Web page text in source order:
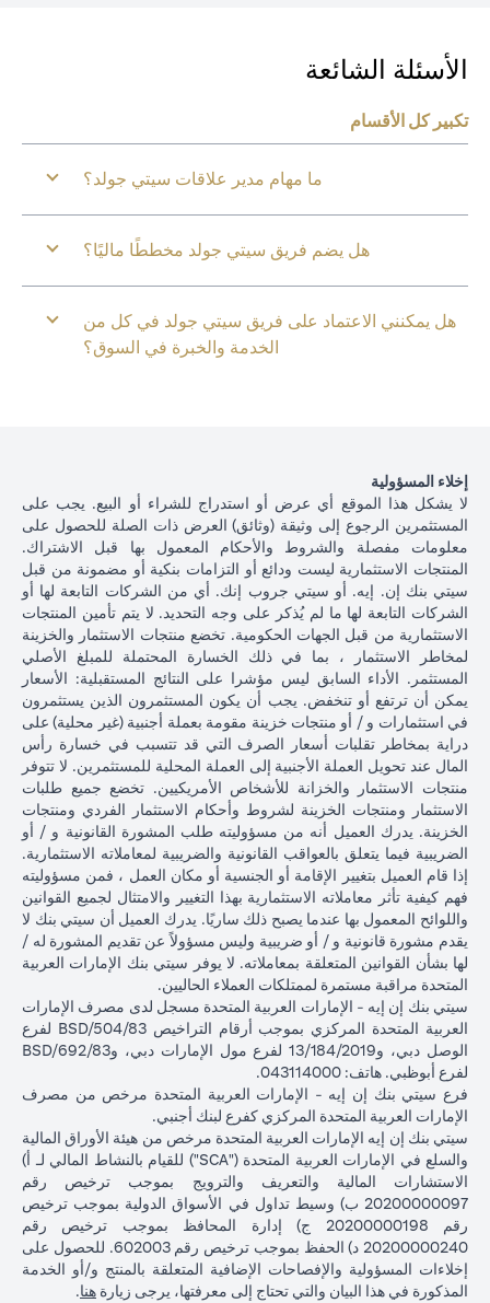
الأسئلة الشائعة
تكبير كل الأقسام
ما مهام مدير علاقات سيتي جولد؟
هل يضم فريق سيتي جولد مخططًا ماليًا؟
هل يمكنني الاعتماد على فريق سيتي جولد في كل من
الخدمة والخبرة في السوق؟
إخلاء المسؤولية
لا يشكل هذا الموقع أي عرض أو استدراج للشراء أو البيع. يجب على
المستثمرين الرجوع إلى وثيقة (وثائق) العرض ذات الصلة للحصول على
معلومات مفصلة والشروط والأحكام المعمول بها قبل الاشتراك.
المنتجات الاستثمارية ليست ودائع أو التزامات بنكية أو مضمونة من قبل
سيتي بنك إن. إيه. أو سيتي جروب إنك. أي من الشركات التابعة لها أو
الشركات التابعة لها ما لم يُذكر على وجه التحديد. لا يتم تأمين المنتجات
الاستثمارية من قبل الجهات الحكومية. تخضع منتجات الاستثمار والخزينة
لمخاطر الاستثمار ، بما في ذلك الخسارة المحتملة للمبلغ الأصلي
المستثمر. الأداء السابق ليس مؤشرا على النتائج المستقبلية: الأسعار
يمكن أن ترتفع أو تنخفض. يجب أن يكون المستثمرون الذين يستثمرون
في استثمارات و / أو منتجات خزينة مقومة بعملة أجنبية (غير محلية) على
دراية بمخاطر تقلبات أسعار الصرف التي قد تتسبب في خسارة رأس
المال عند تحويل العملة الأجنبية إلى العملة المحلية للمستثمرين. لا تتوفر
منتجات الاستثمار والخزانة للأشخاص الأمريكيين. تخضع جميع طلبات
الاستثمار ومنتجات الخزينة لشروط وأحكام الاستثمار الفردي ومنتجات
الخزينة. يدرك العميل أنه من مسؤوليته طلب المشورة القانونية و / أو
الضريبية فيما يتعلق بالعواقب القانونية والضريبية لمعاملاته الاستثمارية.
إذا قام العميل بتغيير الإقامة أو الجنسية أو مكان العمل ، فمن مسؤوليته
فهم كيفية تأثر معاملاته الاستثمارية بهذا التغيير والامتثال لجميع القوانين
واللوائح المعمول بها عندما يصبح ذلك ساريًا. يدرك العميل أن سيتي بنك لا
يقدم مشورة قانونية و / أو ضريبية وليس مسؤولاً عن تقديم المشورة له /
لها بشأن القوانين المتعلقة بمعاملاته. لا يوفر سيتي بنك الإمارات العربية
المتحدة مراقبة مستمرة لممتلكات العملاء الحاليين.
سيتي بنك إن إيه - الإمارات العربية المتحدة مسجل لدى مصرف الإمارات
العربية المتحدة المركزي بموجب أرقام التراخيص BSD/504/83 لفرع
الوصل دبي، و13/184/2019 لفرع مول الإمارات دبي، وBSD/692/83
لفرع أبوظبي. هاتف: 043114000.
فرع سيتي بنك إن إيه - الإمارات العربية المتحدة مرخص من مصرف
الإمارات العربية المتحدة المركزي كفرع لبنك أجنبي.
سيتي بنك إن إيه الإمارات العربية المتحدة مرخص من هيئة الأوراق المالية
والسلع في الإمارات العربية المتحدة ("SCA") للقيام بالنشاط المالي لـ أ)
الاستشارات المالية والتعريف والترويج بموجب ترخيص رقم
20200000097 ب) وسيط تداول في الأسواق الدولية بموجب ترخيص
رقم 20200000198 ج) إدارة المحافظ بموجب ترخيص رقم
20200000240 د) الحفظ بموجب ترخيص رقم 602003. للحصول على
إخلاءات المسؤولية والإفصاحات الإضافية المتعلقة بالمنتج و/أو الخدمة
المذكورة في هذا البيان والتي تحتاج إلى معرفتها، يرجى زيارة هنا.